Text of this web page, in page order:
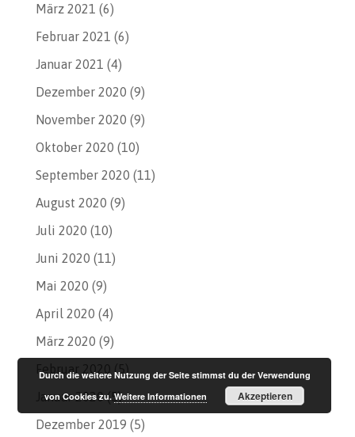
März 2021 (6)
Februar 2021 (6)
Januar 2021 (4)
Dezember 2020 (9)
November 2020 (9)
Oktober 2020 (10)
September 2020 (11)
August 2020 (9)
Juli 2020 (10)
Juni 2020 (11)
Mai 2020 (9)
April 2020 (4)
März 2020 (9)
Januar 2020(5)
Dezember 2019 (5)
Durch die weitere Nutzung der Seite stimmst du der Verwendung
von Cookies zu.Weitere Informationen Akzeptieren